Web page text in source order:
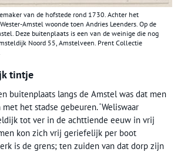
van de hofstede rond 1730. Achter het
Amstel woonde toen Andries Leenders. Op de
Deze buitenplaats is een van de weinige die nog
Noord 55, Amstelveen. Prent Collectie
tintje
buitenplaats langs de Amstel was dat men
het stadse gebeuren. ‘Weliswaar
tot ver in de achttiende eeuw in vrij
kon zich vrij geriefelijk per boot
is de grens; ten zuiden van dat dorp zijn